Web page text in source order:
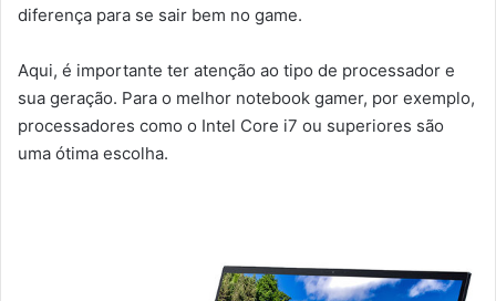
diferença para se sair bem no game.
Aqui, é importante ter atenção ao tipo de processador e
sua geração. Para o melhor notebook gamer, por exemplo,
processadores como o Intel Core i7 ou superiores são
uma ótima escolha.